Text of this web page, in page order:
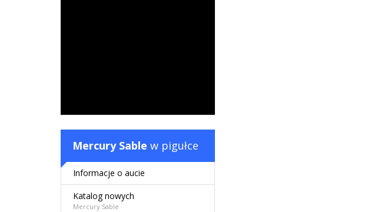
Mercury Sable w pigułce
Informacje o aucie
Katalog nowych
Mercury Sable